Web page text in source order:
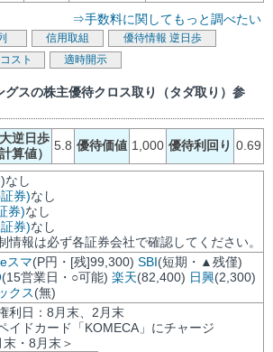
⇒手数料に関してもっと調べたい
信用取組 優待情報 逆日歩
スト 適時開示
グスの株主優待クロス取り（タダ取り）参
逆日歩
計算値）
5.8 優待価値 1,000 優待利回り 0.69
なし
券)なし
券)なし
券)なし
情報は必ず各証券会社で確認してください。
eスマ(P円・[残]99,300) SBI(短期・▲残僅)
(15営業日・○可能) 楽天(82,400) 日興(2,300)
クス(無)
利日：8月末、2月末
イドカード「KOMECA」にチャージ
末・8月末＞